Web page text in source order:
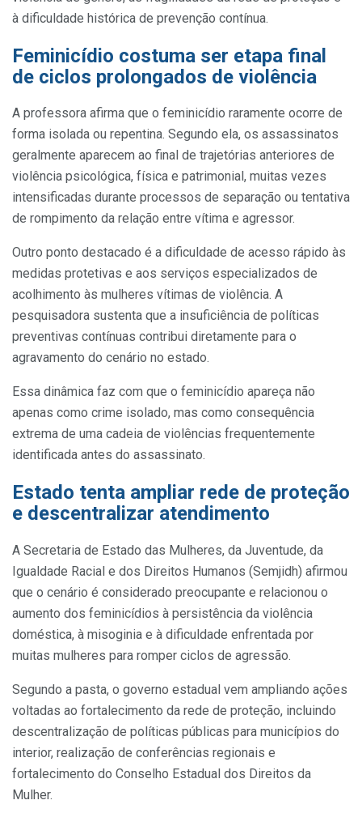
à dificuldade histórica de prevenção contínua.
Feminicídio costuma ser etapa final
de ciclos prolongados de violência
A professora afirma que o feminicídio raramente ocorre de
forma isolada ou repentina. Segundo ela, os assassinatos
geralmente aparecem ao final de trajetórias anteriores de
violência psicológica, física e patrimonial, muitas vezes
intensificadas durante processos de separação ou tentativa
de rompimento da relação entre vítima e agressor.
Outro ponto destacado é a dificuldade de acesso rápido às
medidas protetivas e aos serviços especializados de
acolhimento às mulheres vítimas de violência. A
pesquisadora sustenta que a insuficiência de políticas
preventivas contínuas contribui diretamente para o
agravamento do cenário no estado.
Essa dinâmica faz com que o feminicídio apareça não
apenas como crime isolado, mas como consequência
extrema de uma cadeia de violências frequentemente
identificada antes do assassinato.
Estado tenta ampliar rede de proteção
e descentralizar atendimento
A Secretaria de Estado das Mulheres, da Juventude, da
Igualdade Racial e dos Direitos Humanos (Semjidh) afirmou
que o cenário é considerado preocupante e relacionou o
aumento dos feminicídios à persistência da violência
doméstica, à misoginia e à dificuldade enfrentada por
muitas mulheres para romper ciclos de agressão.
Segundo a pasta, o governo estadual vem ampliando ações
voltadas ao fortalecimento da rede de proteção, incluindo
descentralização de políticas públicas para municípios do
interior, realização de conferências regionais e
fortalecimento do Conselho Estadual dos Direitos da
Mulher.